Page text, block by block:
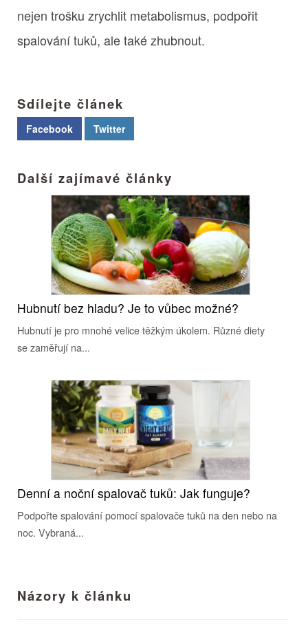
nejen trošku zrychlit metabolismus, podpořit
spalování tuků, ale také zhubnout.
Sdílejte článek
Facebook Twitter
Další zajímavé články
Hubnutí bez hladu? Je to vůbec možné?
Hubnutí je pro mnohé velice těžkým úkolem. Různé diety
se zaměřují na...
Denní a noční spalovač tuků: Jak funguje?
Podpořte spalování pomocí spalovače tuků na den nebo na
noc. Vybraná...
Názory k článku